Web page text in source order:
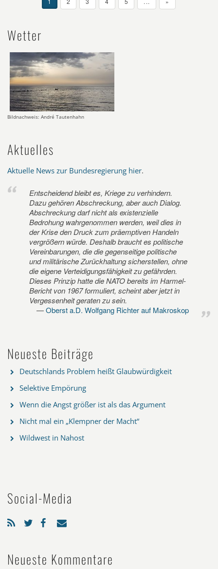
Wetter
Bildnachweis: André Tautenhahn
Aktuelles
Aktuelle News zur Bundesregierung hier.
Entscheidend bleibt es, Kriege zu verhindern.
Dazu gehören Abschreckung, aber auch Dialog.
Abschreckung darf nicht als existenzielle
Bedrohung wahrgenommen werden, weil dies in
der Krise den Druck zum präemptiven Handeln
vergrößern würde. Deshalb braucht es politische
Vereinbarungen, die die gegenseitige politische
und militärische Zurückhaltung sicherstellen, ohne
die eigene Verteidigungsfähigkeit zu gefährden.
Dieses Prinzip hatte die NATO bereits im Harmel-
Bericht von 1967 formuliert, scheint aber jetzt in
Vergessenheit geraten zu sein.
Oberst a.D. Wolfgang Richter auf Makroskop
Neueste Beiträge
Deutschlands Problem heißt Glaubwürdigkeit
Selektive Empörung
Wenn die Angst größer ist als das Argument
Nicht mal ein „Klempner der Macht“
Wildwest in Nahost
Social-Media
Neueste Kommentare